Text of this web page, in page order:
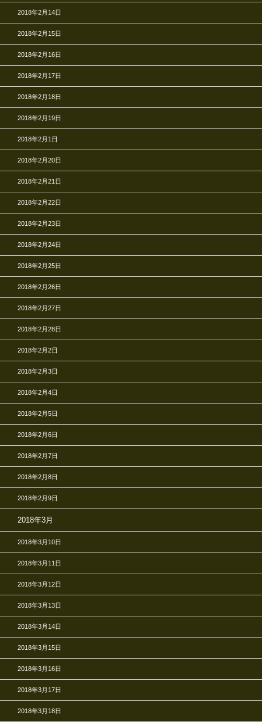
2018年2月14日
2018年2月15日
2018年2月16日
2018年2月17日
2018年2月18日
2018年2月19日
2018年2月1日
2018年2月20日
2018年2月21日
2018年2月22日
2018年2月23日
2018年2月24日
2018年2月25日
2018年2月26日
2018年2月27日
2018年2月28日
2018年2月2日
2018年2月3日
2018年2月4日
2018年2月5日
2018年2月6日
2018年2月7日
2018年2月8日
2018年2月9日
2018年3月
2018年3月10日
2018年3月11日
2018年3月12日
2018年3月13日
2018年3月14日
2018年3月15日
2018年3月16日
2018年3月17日
2018年3月18日